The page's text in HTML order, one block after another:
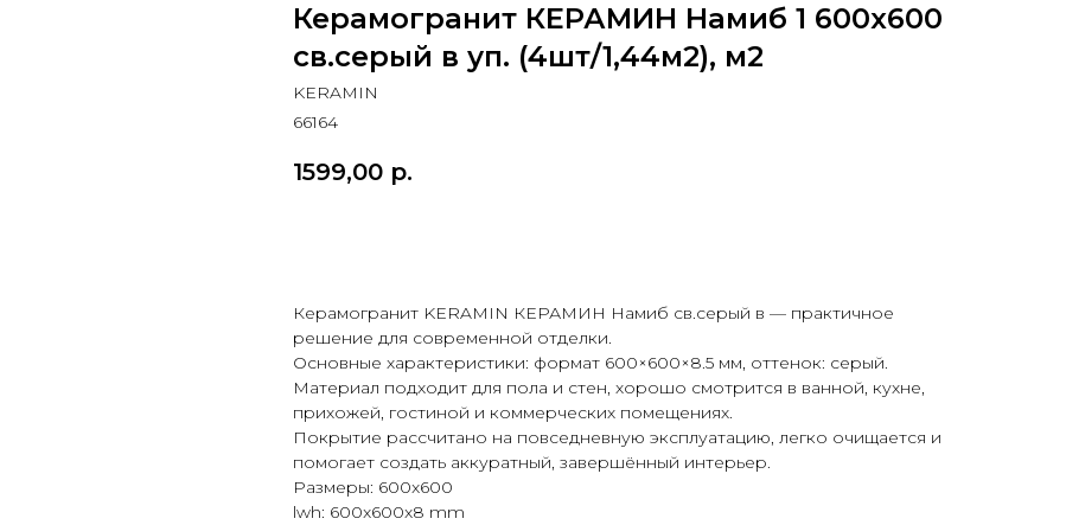
Керамогранит КЕРАМИН Намиб 1 600х600
св.серый в уп. (4шт/1,44м2), м2
KERAMIN
66164
1599,00 р.
Керамогранит KERAMIN КЕРАМИН Намиб св.серый в — практичное
решение для современной отделки.
Основные характеристики: формат 600×600×8.5 мм, оттенок: серый.
Материал подходит для пола и стен, хорошо смотрится в ванной, кухне,
прихожей, гостиной и коммерческих помещениях.
Покрытие рассчитано на повседневную эксплуатацию, легко очищается и
помогает создать аккуратный, завершённый интерьер.
Размеры: 600x600
lwh: 600x600x8 mm